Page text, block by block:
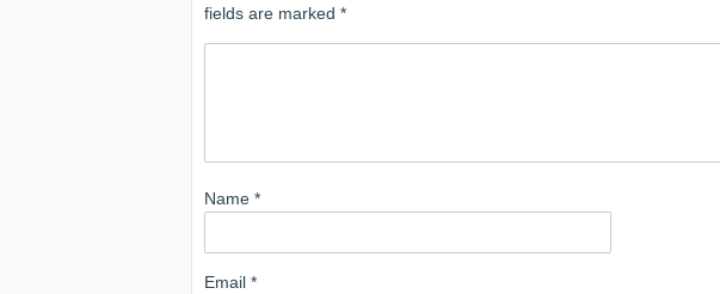
fields are marked *
Name *
Email *